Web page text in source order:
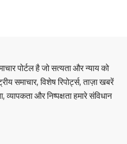
पोर्टल है जो सत्यता और न्याय को
समाचार, विशेष रिपोर्ट्स, ताज़ा खबरें
और निष्पक्षता हमारे संविधान